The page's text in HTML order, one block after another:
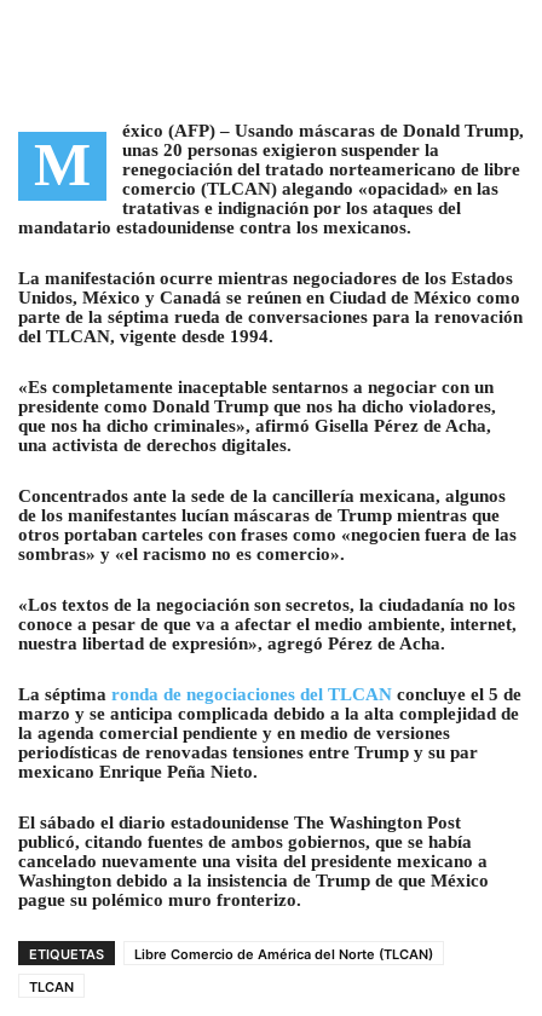
M éxico (AFP) – Usando máscaras de Donald Trump,
unas 20 personas exigieron suspender la
renegociación del tratado norteamericano de libre
comercio (TLCAN) alegando «opacidad» en las
tratativas e indignación por los ataques del
mandatario estadounidense contra los mexicanos.
La manifestación ocurre mientras negociadores de los Estados
Unidos, México y Canadá se reúnen en Ciudad de México como
parte de la séptima rueda de conversaciones para la renovación
del TLCAN, vigente desde 1994.
«Es completamente inaceptable sentarnos a negociar con un
presidente como Donald Trump que nos ha dicho violadores,
que nos ha dicho criminales», afirmó Gisella Pérez de Acha,
una activista de derechos digitales.
Concentrados ante la sede de la cancillería mexicana, algunos
de los manifestantes lucían máscaras de Trump mientras que
otros portaban carteles con frases como «negocien fuera de las
sombras» y «el racismo no es comercio».
«Los textos de la negociación son secretos, la ciudadanía no los
conoce a pesar de que va a afectar el medio ambiente, internet,
nuestra libertad de expresión», agregó Pérez de Acha.
La séptima ronda de negociaciones del TLCAN concluye el 5 de
marzo y se anticipa complicada debido a la alta complejidad de
la agenda comercial pendiente y en medio de versiones
periodísticas de renovadas tensiones entre Trump y su par
mexicano Enrique Peña Nieto.
El sábado el diario estadounidense The Washington Post
publicó, citando fuentes de ambos gobiernos, que se había
cancelado nuevamente una visita del presidente mexicano a
Washington debido a la insistencia de Trump de que México
pague su polémico muro fronterizo.
ETIQUETAS
Libre Comercio de América del Norte (TLCAN)
TLCAN